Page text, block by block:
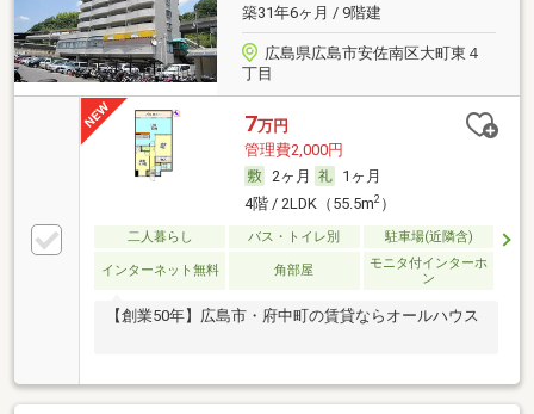
築31年6ヶ月 / 9階建
広島県広島市安佐南区大町東４
丁目
7万円
管理費2,000円
2ヶ月
1ヶ月
4階 / 2LDK（55.5m2）
二人暮らし バス・トイレ別 駐車場(近隣含)
インターネット無料 角部屋
モニタ付インターホ
ン
【創業50年】広島市・府中町の賃貸ならオールハウス